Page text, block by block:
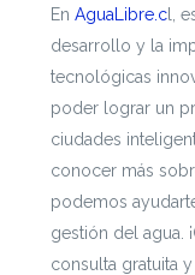
En AguaLibre.cl,
desarrollo y la
tecnológicas
poder lograr un
ciudades
conocer más
podemos
gestión del agua.
consulta gratuita